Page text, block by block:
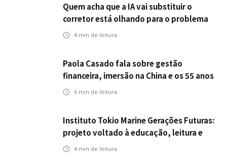
Quem acha que a IA vai substituir o
corretor está olhando para o problema
errado
4 min de leitura
Paola Casado fala sobre gestão
financeira, imersão na China e os 55 anos
da ENS
6 min de leitura
Instituto Tokio Marine Gerações Futuras:
projeto voltado à educação, leitura e
empregabilidade
4 min de leitura